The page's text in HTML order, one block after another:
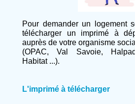
Pour demander un logement
télécharger un imprimé à
auprès de votre organisme social
(OPAC, Val Savoie,
Habitat ...).
L'imprimé à télécharger